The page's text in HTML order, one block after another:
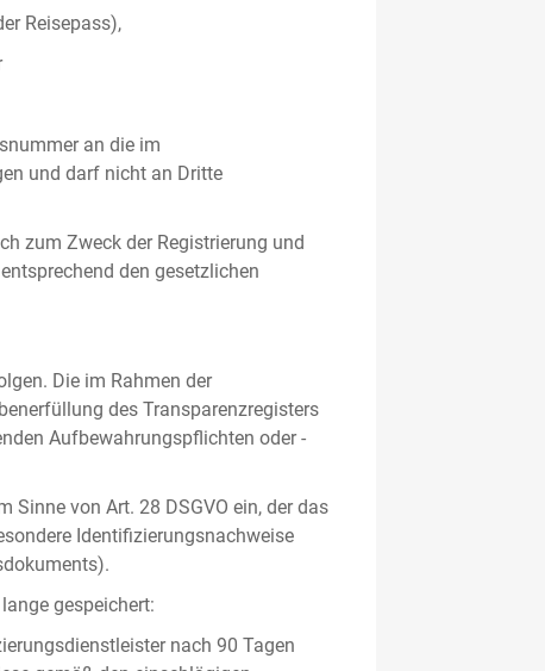
Reisepass),
an die im
und darf nicht an Dritte
zum Zweck der Registrierung und
den gesetzlichen
Die im Rahmen der
des Transparenzregisters
Aufbewahrungspflichten oder -
Sinne von Art. 28 DSGVO ein, der das
Identifizierungsnachweise
gespeichert:
nach 90 Tagen